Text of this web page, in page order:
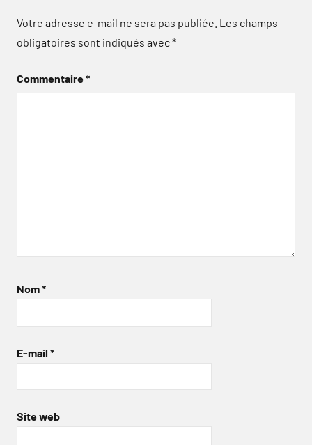
Votre adresse e-mail ne sera pas publiée. Les champs
obligatoires sont indiqués avec*
Commentaire*
Nom*
E-mail *
Site web